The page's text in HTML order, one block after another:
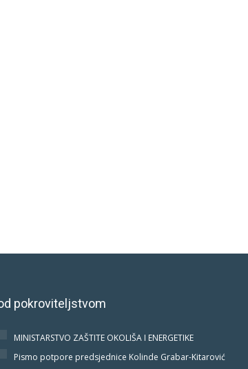
pokroviteljstvom
MINISTARSTVO ZAŠTITE OKOLIŠA I ENERGETIKE
Pismo potpore predsjednice Kolinde Grabar-Kitarović